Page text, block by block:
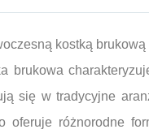
kostką
brukowa
się w tradycyjne
oferuje różnorodne